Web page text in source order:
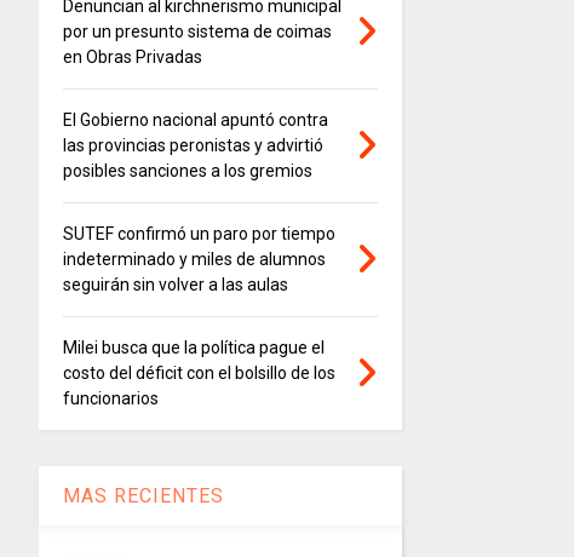
Denuncian al kirchnerismo municipal
por un presunto sistema de coimas
en Obras Privadas
El Gobierno nacional apuntó contra
las provincias peronistas y advirtió
posibles sanciones a los gremios
SUTEF confirmó un paro por tiempo
indeterminado y miles de alumnos
seguirán sin volver a las aulas
Milei busca que la política pague el
costo del déficit con el bolsillo de los
funcionarios
MAS RECIENTES